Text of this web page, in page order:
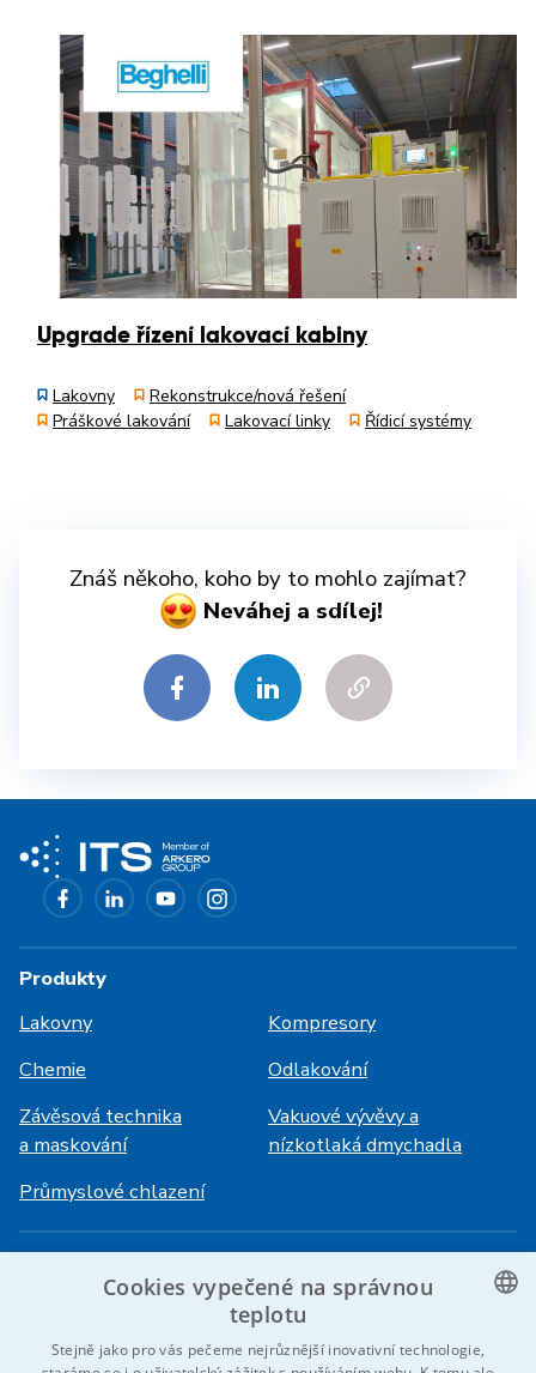
Upgrade řízení lakovací kabiny
Lakovny
Rekonstrukce/nová řešení
Práškové lakování
Lakovací linky Řídicí systémy
Znáš někoho, koho by to mohlo zajímat?
Neváhej a sdílej!
Produkty
Lakovny
Kompresory
Chemie
Odlakování
Závěsová technika
a maskování
Vakuové vývěvy a
nízkotlaká dmychadla
Průmyslové chlazení
Kariéra
HiVision
Technické listy
CZECH
Cookies vypečené na správnou
teplotu
Stejně jako pro vás pečeme nejrůznější inovativní technologie,